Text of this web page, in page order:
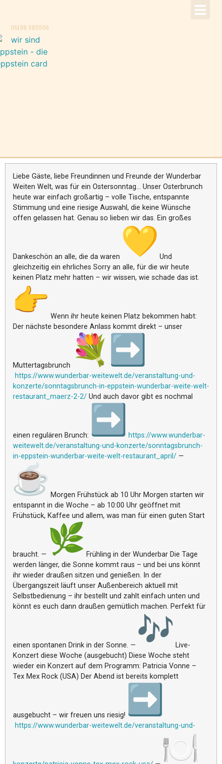
06198 585506
Liebe Gäste, liebe Freundinnen und Freunde der Wunderbar
Weiten Welt, was für ein Ostersonntag… Unser Osterbrunch
heute war einfach großartig – volle Tische, entspannte
Stimmung und eine riesige Auswahl, die keine Wünsche
offen gelassen hat. Genau so lieben wir das. Ein großes
Dankeschön an alle, die da waren
Und
gleichzeitig ein ehrliches Sorry an alle, für die wir heute
keinen Platz mehr hatten – wir wissen, wie schade das ist.
Wenn ihr heute keinen Platz bekommen habt:
Der nächste besondere Anlass kommt direkt – unser
Muttertagsbrunch
https://www.wunderbar-weitewel t.de/veranstaltung-und-
konzerte/sonntagsbrunch-in-eppstein-wunderbar-weite-welt-
restaurant_maerz-2-2/ Und auch davor gibt es nochmal
einen regulären Brunch:
https://www.wunderbar-
weitewel t.de/veranstaltung-und-konzerte/sonntagsbrunch-
in-eppstein-wunderbar-weite-welt-restaurant_april/ —
Morgen Frühstück ab 10 Uhr Morgen starten wir
entspannt in die Woche – ab 10:00 Uhr geöffnet mit
Frühstück, Kaffee und allem, was man für einen guten Start
braucht. —
Frühling in der Wunderbar Die Tage
werden länger, die Sonne kommt raus – und bei uns könnt
ihr wieder draußen sitzen und genießen. In der
Übergangszeit läuft unser Außenbereich aktuell mit
Selbstbedienung – ihr bestellt und zahlt einfach unten und
könnt es euch dann draußen gemütlich machen. Perfekt für
einen spontanen Drink in der Sonne. —
Live-
Konzert diese Woche (ausgebucht) Diese Woche steht
wieder ein Konzert auf dem Programm: Patricia Vonne –
Tex Mex Rock (USA) Der Abend ist bereits komplett
ausgebucht – wir freuen uns riesig!
https://www.wunderbar-weitewel t.de/veranstaltung-und-